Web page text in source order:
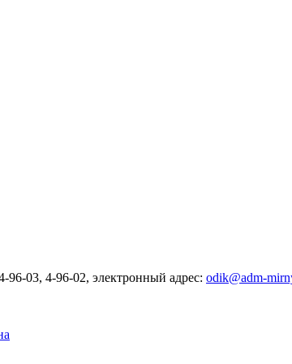
03, 4-96-02, электронный адрес: odik@adm-